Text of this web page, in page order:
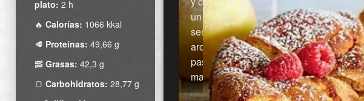
plato: 2 h
🔥 Calorías: 1066 kkal
🥩 Proteínas: 49,66 g
🥓 Grasas: 42,3 g
🍞 Carbohidratos: 28,77 g
un
sencillo y
aromático
pastel de
manzana